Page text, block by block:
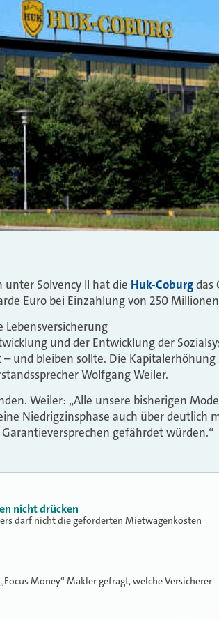
Solvency II hat die Huk-Coburgdas
Euro bei Einzahlung von 250
Lebensversicherung
und der Entwicklung der
und bleiben sollte. Die
Wolfgang Weiler.
Weiler: „Alle unsere bisherigen
Niedrigzinsphase auch über deutlich
gefährdet würden.“
nicht drücken
darf nicht die geforderten Mietwagenkosten
Money“ Makler gefragt, welche Versicherer